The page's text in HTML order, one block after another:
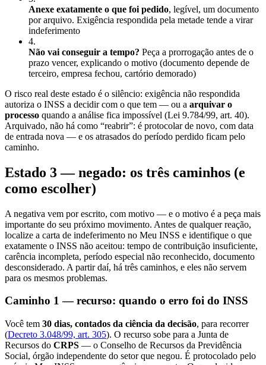
Anexe exatamente o que foi pedido, legível, um documento
por arquivo. Exigência respondida pela metade tende a virar
indeferimento
4.
Não vai conseguir a tempo? Peça a prorrogação antes de o
prazo vencer, explicando o motivo (documento depende de
terceiro, empresa fechou, cartório demorado)
O risco real deste estado é o silêncio: exigência não respondida
autoriza o INSS a decidir com o que tem — ou a arquivar o
processo quando a análise fica impossível (Lei 9.784/99, art. 40).
Arquivado, não há como “reabrir”: é protocolar de novo, com data
de entrada nova — e os atrasados do período perdido ficam pelo
caminho.
Estado 3 — negado: os três caminhos (e
como escolher)
A negativa vem por escrito, com motivo — e o motivo é a peça mais
importante do seu próximo movimento. Antes de qualquer reação,
localize a carta de indeferimento no Meu INSS e identifique o que
exatamente o INSS não aceitou: tempo de contribuição insuficiente,
carência incompleta, período especial não reconhecido, documento
desconsiderado. A partir daí, há três caminhos, e eles não servem
para os mesmos problemas.
Caminho 1 — recurso: quando o erro foi do INSS
Você tem 30 dias, contados da ciência da decisão, para recorrer
(Decreto 3.048/99, art. 305). O recurso sobe para a Junta de
Recursos do CRPS — o Conselho de Recursos da Previdência
Social, órgão independente do setor que negou. É protocolado pelo